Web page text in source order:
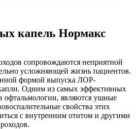
капель Нормакс
сопровождаются неприятной
усложняющей жизнь пациентов.
формой выпуска ЛОР-
Одним из самых эффективных
офтальмологии, являются ушные
свойства этих
с внутренним отитом и другими